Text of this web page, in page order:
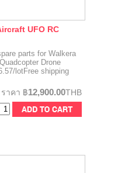
UFO RC
parts for Walkera
Drone
lotFree shipping
ราคา ฿12,900.00THB